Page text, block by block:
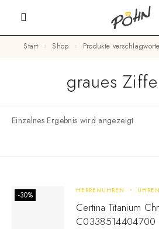
Start Shop Produkte
graues
Einzelnes Ergebnis wird angezeigt
-30% HERRENUHREN UHREN
Certina Titanium
C0338514404700